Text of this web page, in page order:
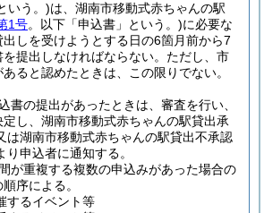
いう。)は、湖南市移動式赤ちゃんの駅
1号。以下「申込書」という。)に必要な
しを受けようとする日の6箇月前から7
提出しなければならない。 ただし、市
ると認めたときは、この限りでない。
書の提出があったときは、審査を行い、
し、湖南市移動式赤ちゃんの駅貸出承
は湖南市移動式赤ちゃんの駅貸出不承認
り申込者に通知する。
が重複する複数の申込みがあった場合の
序による。
するイベント等